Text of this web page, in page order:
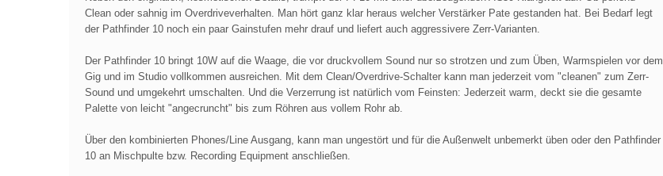
Clean oder sahnig im Overdriveverhalten. Man hört ganz klar heraus welcher Verstärker Pate gestanden hat. Bei Bedarf legt
der Pathfinder 10 noch ein paar Gainstufen mehr drauf und liefert auch aggressivere Zerr-Varianten.
Der Pathfinder 10 bringt 10W auf die Waage, die vor druckvollem Sound nur so strotzen und zum Üben, Warmspielen vor dem
Gig und im Studio vollkommen ausreichen. Mit dem Clean/Overdrive-Schalter kann man jederzeit vom "cleanen" zum Zerr-
Sound und umgekehrt umschalten. Und die Verzerrung ist natürlich vom Feinsten: Jederzeit warm, deckt sie die gesamte
Palette von leicht "angecruncht" bis zum Röhren aus vollem Rohr ab.
Über den kombinierten Phones/Line Ausgang, kann man ungestört und für die Außenwelt unbemerkt üben oder den Pathfinder
10 an Mischpulte bzw. Recording Equipment anschließen.